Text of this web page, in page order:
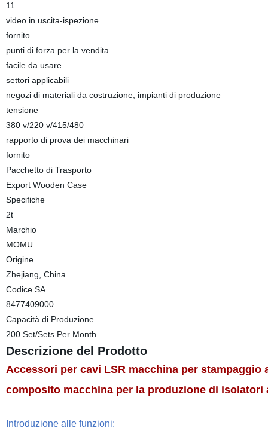
11
video in uscita-ispezione
fornito
punti di forza per la vendita
facile da usare
settori applicabili
negozi di materiali da costruzione, impianti di produzione
tensione
380 v/220 v/415/480
rapporto di prova dei macchinari
fornito
Pacchetto di Trasporto
Export Wooden Case
Specifiche
2t
Marchio
MOMU
Origine
Zhejiang, China
Codice SA
8477409000
Capacità di Produzione
200 Set/Sets Per Month
Descrizione del Prodotto
Accessori per cavi LSR macchina per
composito macchina per la produzione di
Introduzione alle funzioni: